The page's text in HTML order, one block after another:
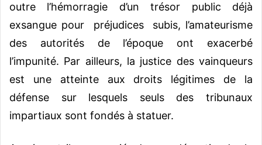
outre l’hémorragie d’un trésor public déjà
exsangue pour préjudices subis, l’amateurisme
des autorités de l’époque ont exacerbé
l’impunité. Par ailleurs, la justice des vainqueurs
est une atteinte aux droits légitimes de la
défense sur lesquels seuls des tribunaux
impartiaux sont fondés à statuer.